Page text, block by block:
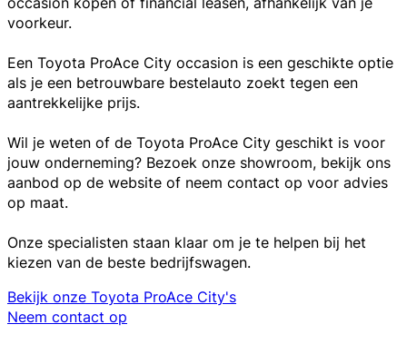
voorkeur.
Een Toyota ProAce City occasion is een geschikte optie
als je een betrouwbare bestelauto zoekt tegen een
aantrekkelijke prijs.
Wil je weten of de Toyota ProAce City geschikt is voor
jouw onderneming? Bezoek onze showroom, bekijk ons
aanbod op de website of neem contact op voor advies
op maat.
Onze specialisten staan klaar om je te helpen bij het
kiezen van de beste bedrijfswagen.
Bekijk onze Toyota ProAce City's
Neem contact op